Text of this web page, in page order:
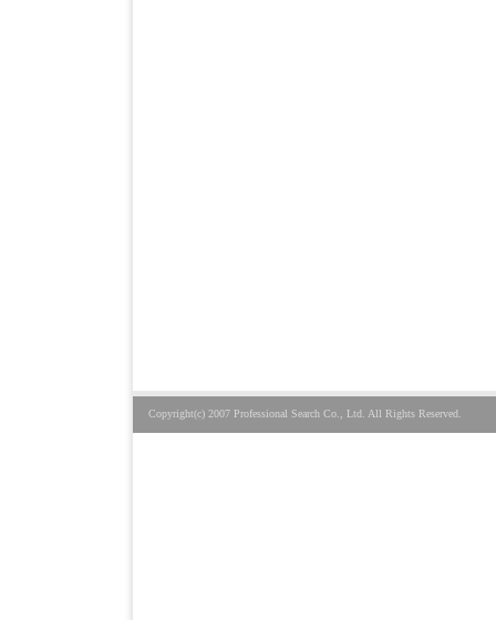
Copyright(c) 2007 Professional Search Co., Ltd. All Rights Reserved.